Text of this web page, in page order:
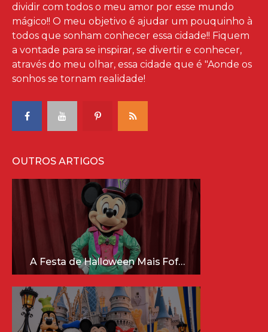
dividir com todos o meu amor por esse mundo
mágico!! O meu objetivo é ajudar um pouquinho à
todos que sonham conhecer essa cidade!! Fiquem
a vontade para se inspirar, se divertir e conhecer,
através do meu olhar, essa cidade que é "Aonde os
sonhos se tornam realidade!
OUTROS ARTIGOS
A Festa de Halloween Mais Fofa da Disney Está Chegando!